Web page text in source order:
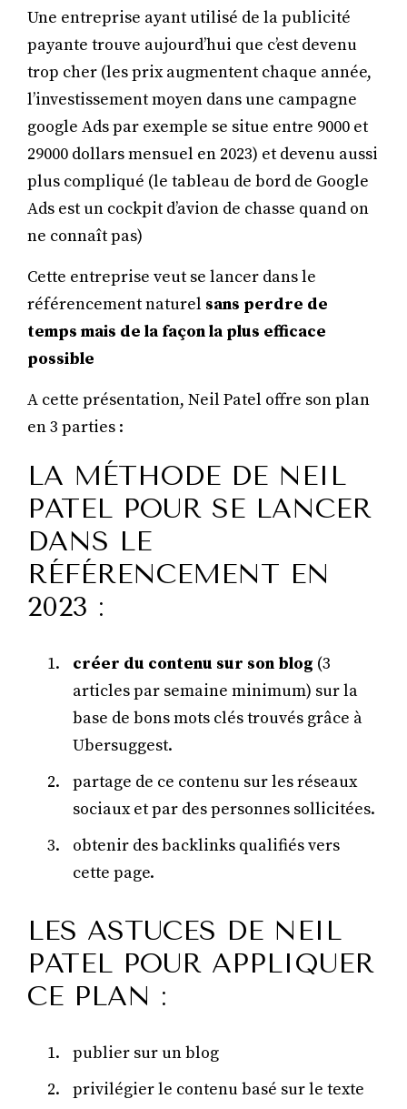
Une entreprise ayant utilisé de la publicité
payante trouve aujourd’hui que c’est devenu
trop cher (les prix augmentent chaque année,
l’investissement moyen dans une campagne
google Ads par exemple se situe entre 9000 et
29000 dollars mensuel en 2023) et devenu aussi
plus compliqué (le tableau de bord de Google
Ads est un cockpit d’avion de chasse quand on
ne connaît pas)
Cette entreprise veut se lancer dans le
référencement naturel sans perdre de
temps mais de la façon la plus efficace
possible
A cette présentation, Neil Patel offre son plan
en 3 parties :
LA MÉTHODE DE NEIL
PATEL POUR SE LANCER
DANS LE
RÉFÉRENCEMENT EN
2023 :
créer du contenu sur son blog (3
articles par semaine minimum) sur la
base de bons mots clés trouvés grâce à
Ubersuggest.
partage de ce contenu sur les réseaux
sociaux et par des personnes sollicitées.
obtenir des backlinks qualifiés vers
cette page.
LES ASTUCES DE NEIL
PATEL POUR APPLIQUER
CE PLAN :
publier sur un blog
privilégier le contenu basé sur le texte